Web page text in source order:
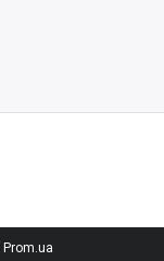
Prom.ua